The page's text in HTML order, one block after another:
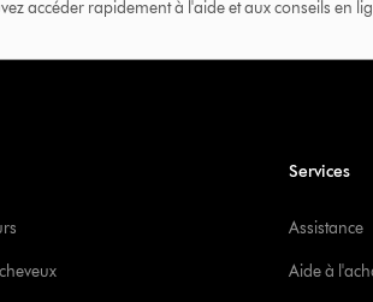
accéder rapidement à l'aide et aux conseils en
Services
Assistance
Aide à